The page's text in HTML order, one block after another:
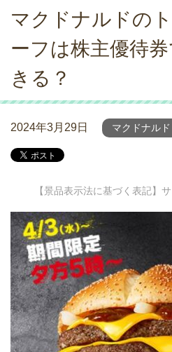
マクドナルドの
ーフは株主優待
きる？
2024年3月29日 マクドナル
【景品表示法に基づく表記】